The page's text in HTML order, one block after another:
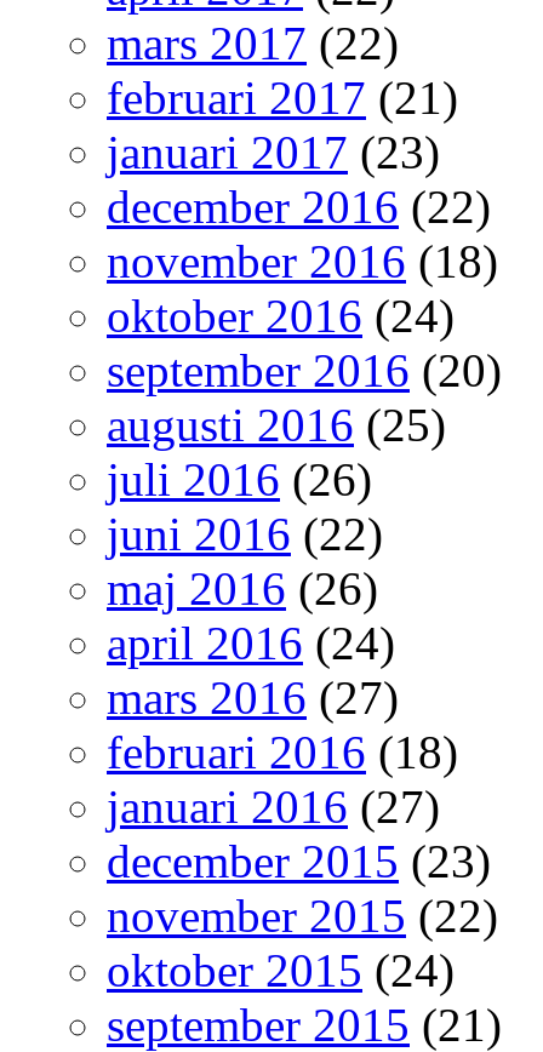
mars 2017 (22)
februari 2017 (21)
januari 2017 (23)
december 2016 (22)
november 2016 (18)
oktober 2016 (24)
september 2016 (20)
augusti 2016 (25)
juli 2016 (26)
juni 2016 (22)
maj 2016 (26)
april 2016 (24)
mars 2016 (27)
februari 2016 (18)
januari 2016 (27)
december 2015 (23)
november 2015 (22)
oktober 2015 (24)
september 2015 (21)